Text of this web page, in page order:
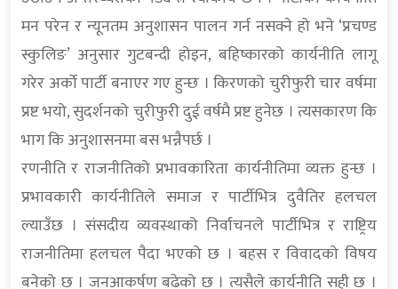
मन परेन र न्यूनतम अनुशासन पालन गर्न नसक्ने हो भने ‘प्रचण्ड
स्कुलिङ’ अनुसार गुटबन्दी होइन, बहिष्कारको कार्यनीति लागू
गरेर अर्को पार्टी बनाएर गए हुन्छ । किरणको चुरीफुरी चार वर्षमा
प्रष्ट भयो, सुदर्शनको चुरीफुरी दुई वर्षमै प्रष्ट हुनेछ । त्यसकारण कि
भाग कि अनुशासनमा बस भन्नैपर्छ ।
रणनीति र राजनीतिको प्रभावकारिता कार्यनीतिमा व्यक्त हुन्छ ।
प्रभावकारी कार्यनीतिले समाज र पार्टीभित्र दुवैतिर हलचल
ल्याउँछ । संसदीय व्यवस्थाको निर्वाचनले पार्टीभित्र र राष्ट्रिय
राजनीतिमा हलचल पैदा भएको छ । बहस र विवादको विषय
बनेको छ । जनआकर्षण बढेको छ । त्यसैले कार्यनीति सही छ ।